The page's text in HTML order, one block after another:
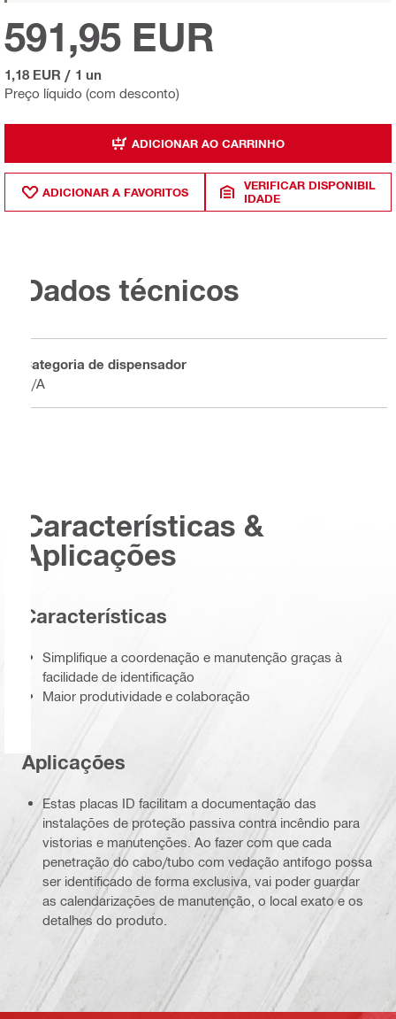
Preço líquido (com desconto)
591,95 EUR
1,18 EUR / 1 un
ADICIONAR AO CARRINHO
ADICIONAR A FAVORITOS
VERIFICAR DISPONIBIL
IDADE
Dados técnicos
Categoria de dispensador
N/A
Características &
Aplicações
Características
Simplifique a coordenação e manutenção graças à
facilidade de identificação
Maior produtividade e colaboração
Aplicações
Estas placas ID facilitam a documentação das
instalações de proteção passiva contra incêndio para
vistorias e manutenções. Ao fazer com que cada
penetração do cabo/tubo com vedação antifogo possa
ser identificado de forma exclusiva, vai poder guardar
as calendarizações de manutenção, o local exato e os
detalhes do produto.